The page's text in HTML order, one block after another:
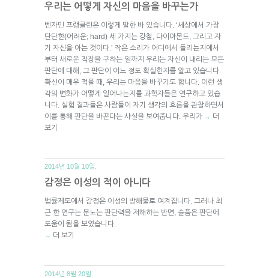
우리는 어떻게 자신의 마음을 바꾸는가
벤자민 프랭클린은 이렇게 말한 바 있습니다. ‘세상에서 가장
단단한(어려운; hard) 세 가지는 강철, 다이아몬드, 그리고 자
기 자신을 아는 것이다.’ 작은 소리가 어디에서 들리는지에서
부터 새로운 직장을 구하는 일까지 우리는 자신이 내리는 모든
판단에 대해, 그 판단이 어느 정도 확실한지를 알고 있습니다.
확신이 매우 적을 때, 우리는 마음을 바꾸기도 합니다. 이런 생
각의 변화가 어떻게 일어나는지를 과학자들은 연구하고 있습
니다. 실험 결과들은 사람들이 자기 생각의 흐름을 관찰하면서
이를 통해 판단을 바꾼다는 사실을 보여줍니다. 우리가 → 더
보기
2014년 10월 10일.
감정은 이성의 적이 아니다
법률제도에서 감정은 이성의 방해물로 여겨집니다. 그러나 최
근 한 연구는 분노는 판단력을 저해하는 반면, 슬픔은 판단에
도움이 됨을 보였습니다.
→ 더 보기
2014년 8월 20일.